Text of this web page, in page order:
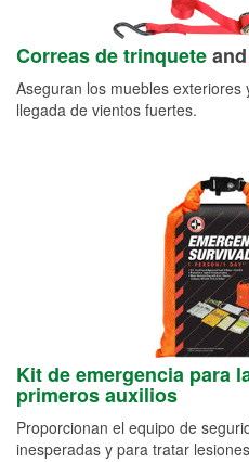
Correas de trinqueteand
Aseguran los muebles
llegada de vientos fuertes.
Kit de emergencia para
primeros auxilios
Proporcionan el equipo de
inesperadas y para tratar